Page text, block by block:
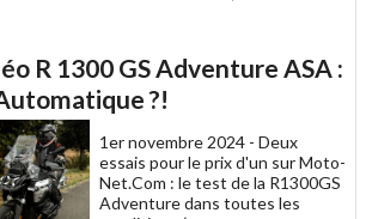
R 1300 GS Adventure ASA :
?!
1er novembre 2024 - Deux
essais pour le prix d'un sur Moto-
Net.Com : le test de la R1300GS
Adventure dans toutes les